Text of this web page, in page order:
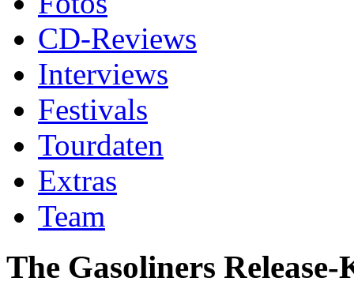
CD-Reviews
Interviews
Festivals
Tourdaten
Extras
Team
The Gasoliners